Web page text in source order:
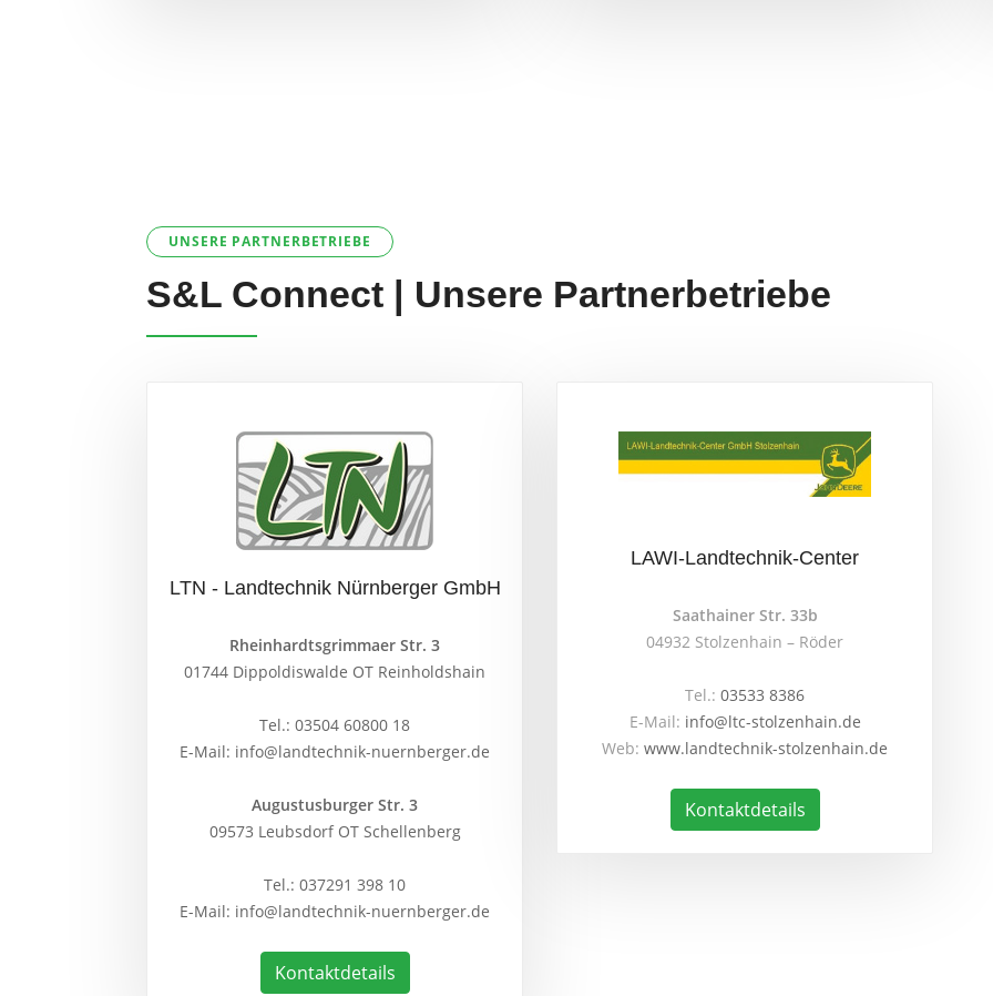
UNSERE PARTNERBETRIEBE
S&L Connect | Unsere Partnerbetriebe
LTN - Landtechnik Nürnberger GmbH
Rheinhardtsgrimmaer Str. 3
01744 Dippoldiswalde OT Reinholdshain
Tel.: 03504 60800 18
E-Mail: info@landtechnik-nuernberger.de
Augustusburger Str. 3
09573 Leubsdorf OT Schellenberg
Tel.: 037291 398 10
E-Mail: info@landtechnik-nuernberger.de
Kontaktdetails
LAWI-Landtechnik-Center
Saathainer Str. 33b
04932 Stolzenhain – Röder
Tel.: 03533 8386
E-Mail: info@ltc-stolzenhain.de
Web: www.landtechnik-stolzenhain.de
Kontaktdetails